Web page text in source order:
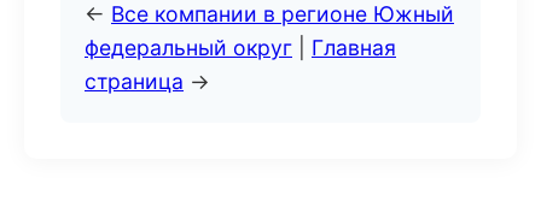
← Все компании в регионе Южный
федеральный округ
Главная
страница →